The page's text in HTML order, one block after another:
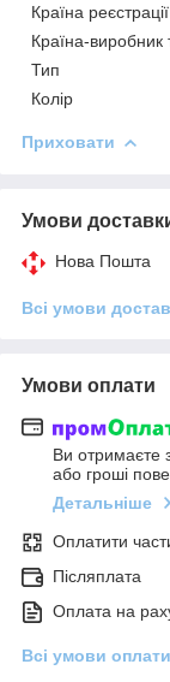
Країна
Країна-виробник
Тип
Колір
Приховати
Умови
Нова Пошта
Всі умови
Умови оплати
Ви отримаєте
або гроші
Детальніше
Оплатити
Післяплата
Оплата на
Всі умови оплати